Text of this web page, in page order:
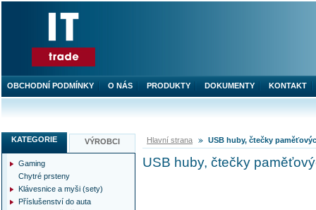
Hlavní strana USB huby, čtečky
USB huby, čtečky
KATEGORIE VÝROBCI
Gaming
Chytré prsteny
Klávesnice a myši (sety)
Příslušenství do auta
OBCHODNÍ PODMÍNKY O NÁS PRODUKTY DOKUMENTY KONTAKT